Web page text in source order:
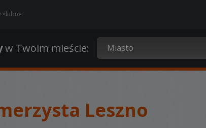
ślubne
w Twoim mieście:
Leszno